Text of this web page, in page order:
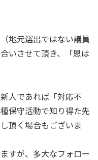
地元選出ではない議員
いさせて頂き、「恩は
人であれば「対応不
保守活動で知り得た先
頂く場合もございま
すが、多大なフォロー